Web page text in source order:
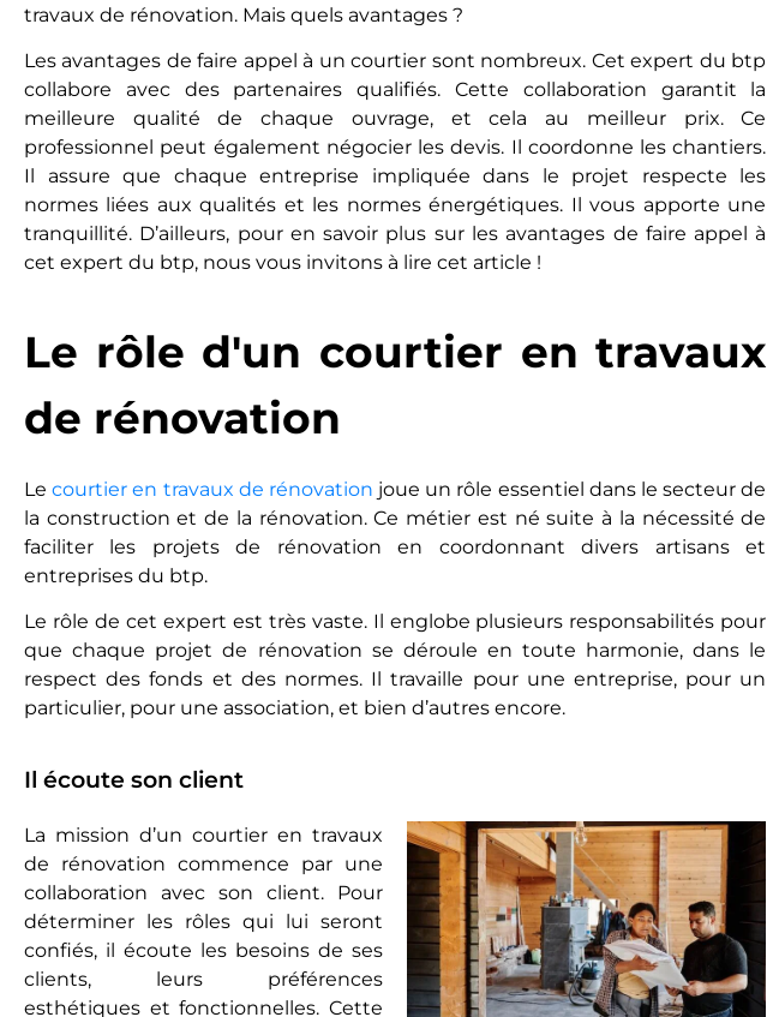
travaux de rénovation. Mais quels avantages ?
Les avantages de faire appel à un courtier sont nombreux. Cet expert du btp
collabore avec des partenaires qualifiés. Cette collaboration garantit la
meilleure qualité de chaque ouvrage, et cela au meilleur prix. Ce
professionnel peut également négocier les devis. Il coordonne les chantiers.
Il assure que chaque entreprise impliquée dans le projet respecte les
normes liées aux qualités et les normes énergétiques. Il vous apporte une
tranquillité. D’ailleurs, pour en savoir plus sur les avantages de faire appel à
cet expert du btp, nous vous invitons à lire cet article !
Le rôle d'un courtier en travaux
de rénovation
Lecourtier en travaux de rénovation joue un rôle essentiel dans le secteur de
la construction et de la rénovation. Ce métier est né suite à la nécessité de
faciliter les projets de rénovation en coordonnant divers artisans et
entreprises du btp.
Le rôle de cet expert est très vaste. Il englobe plusieurs responsabilités pour
que chaque projet de rénovation se déroule en toute harmonie, dans le
respect des fonds et des normes. Il travaille pour une entreprise, pour un
particulier, pour une association, et bien d’autres encore.
Il écoute son client
La mission d’un courtier en travaux
de rénovation commence par une
collaboration avec son client. Pour
déterminer les rôles qui lui seront
confiés, il écoute les besoins de ses
clients, leurs préférences
esthétiques et fonctionnelles. Cette